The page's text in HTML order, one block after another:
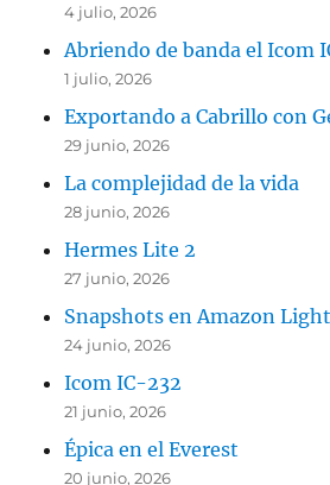
4 julio, 2026
Abriendo de banda el Icom
1 julio, 2026
Exportando a Cabrillo con
29 junio, 2026
La complejidad de la vida
28 junio, 2026
Hermes Lite 2
27 junio, 2026
Snapshots en Amazon
24 junio, 2026
Icom IC-232
21 junio, 2026
Épica en el Everest
20 junio, 2026